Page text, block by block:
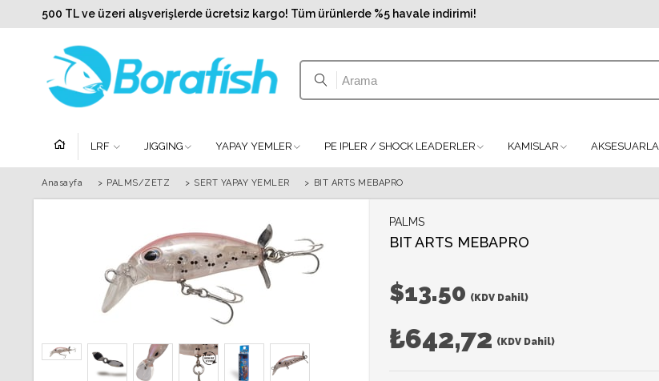
500 TL ve üzeri alışverişlerde ücretsiz kargo! Tüm ürünlerde %5 havale indirimi!
LRF
JIGGING YAPAY YEMLER PE IPLER / SHOCK LEADERLER KAMISLAR
Anasayfa > PALMS/ZETZ > SERT YAPAY YEMLER > BIT ARTS MEBAPRO
PALMS
BIT ARTS MEBAPRO
$13.50 (KDV Dahil)
₺642,72 (KDV Dahil)